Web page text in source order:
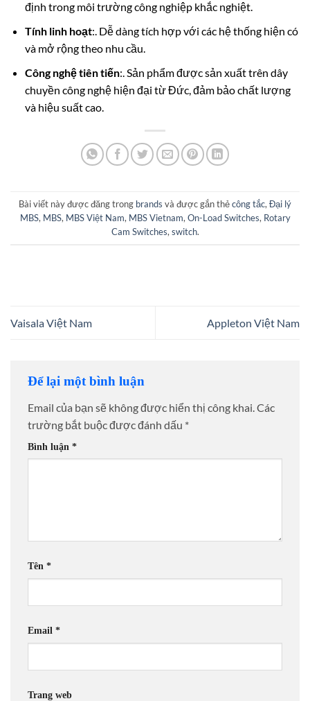
định trong môi trường công nghiệp khắc nghiệt.
Tính linh hoạt:. Dễ dàng tích hợp với các hệ thống hiện có
và mở rộng theo nhu cầu.
Công nghệ tiên tiến:. Sản phẩm được sản xuất trên dây
chuyền công nghệ hiện đại từ Đức, đảm bảo chất lượng
và hiệu suất cao.
Bài viết này được đăng trong brands và được gắn thẻcông tắc, Đại lý
MBS, MBS, MBS Việt Nam, MBS Vietnam, On-Load Switches, Rotary
Cam Switches, switch.
Vaisala Việt Nam Appleton Việt Nam
Để lại một bình luận
Email của bạn sẽ không được hiển thị công khai. Các
trường bắt buộc được đánh dấu *
Bình luận *
Tên *
Email *
Trang web